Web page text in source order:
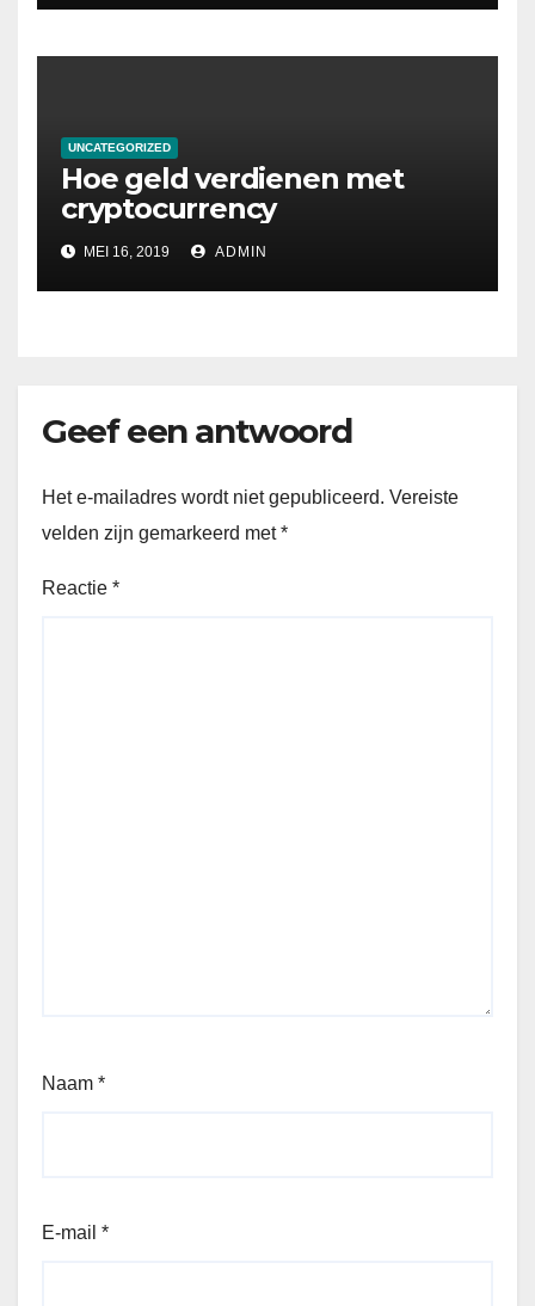
UNCATEGORIZED
Hoe geld verdienen met
cryptocurrency
MEI 16, 2019 ADMIN
Geef een antwoord
Het e-mailadres wordt niet gepubliceerd. Vereiste
velden zijn gemarkeerd met*
Reactie *
Naam *
E-mail *